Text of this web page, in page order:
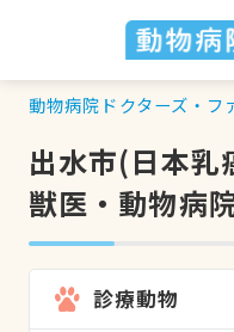
動物病院ドクターズ・フ
出水市(日本乳
獣医・動物病
診療動物